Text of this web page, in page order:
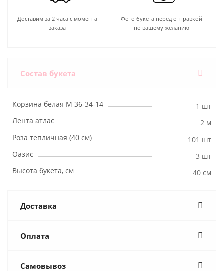
Доставим за 2 часа с момента
заказа
Фото букета перед отправкой
по вашему желанию
Состав букета
Корзина белая М 36-34-14
1 шт
Лента атлас
2 м
Роза тепличная (40 см)
101 шт
Оазис
3 шт
Высота букета, см
40 см
Доставка
Оплата
Самовывоз